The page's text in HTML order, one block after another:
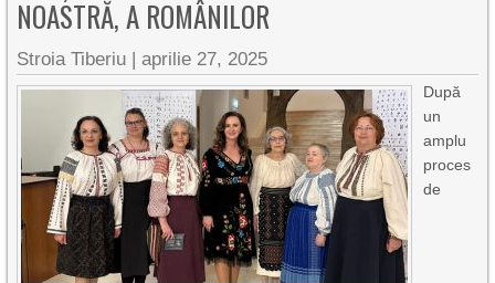
NOASTRĂ, A ROMÂNILOR
Stroia Tiberiu |aprilie 27, 2025
După
un
amplu
proces
de